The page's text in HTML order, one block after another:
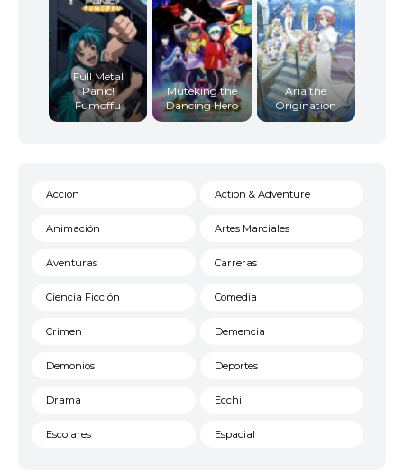
Full Metal
Panic!
Fumoffu
Muteking the
Dancing Hero
Aria the
Origination
Acción Action & Adventure
Animación Artes Marciales
Aventuras Carreras
Ciencia Ficción Comedia
Crimen Demencia
Demonios Deportes
Drama Ecchi
Escolares Espacial